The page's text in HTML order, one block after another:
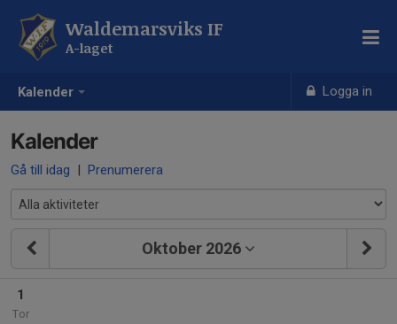
Kalender Logga in
Waldemarsviks IF
A-laget
Kalender
Gå till idag | Prenumerera
Oktober 2026
1
Tor